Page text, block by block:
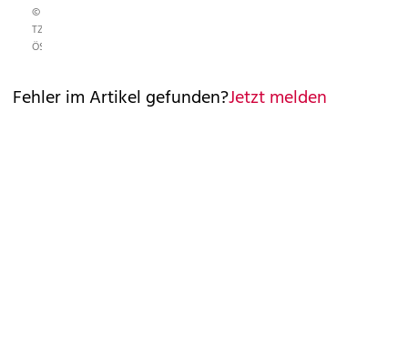
©
TZ
ÖSTERREICH/KERNMAYER
Fehler im Artikel gefunden?Jetzt melden